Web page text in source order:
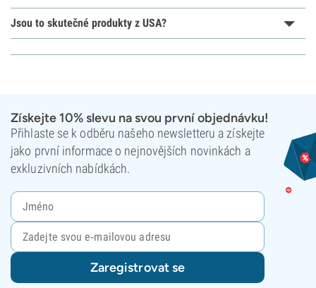
Jsou to skutečné produkty z USA?
Získejte 10% slevu na svou první objednávku!
Přihlaste se k odběru našeho newsletteru a získejte
jako první informace o nejnovějších novinkách a
exkluzivních nabídkách.
Zaregistrovat se